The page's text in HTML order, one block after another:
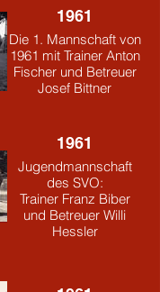
Heiss, Gerhard
Neugebauer
1961
Die 1. Mannschaft von
1961 mit Trainer Anton
Fischer und Betreuer
Josef Bittner
1961
Jugendmannschaft
des SVO:
Trainer Franz Biber
und Betreuer Willi
Hessler